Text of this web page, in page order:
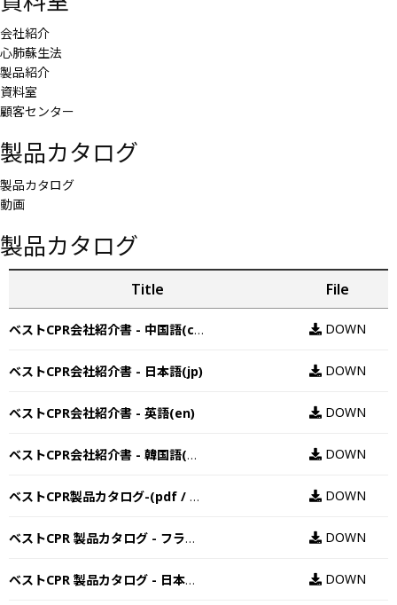
会社紹介
心肺蘇生法
製品紹介
資料室
顧客センター
製品カタログ
製品カタログ
動画
製品カタログ
Title File
ベストCPR会社紹介書 - 中国語(ch) DOWN
ベストCPR会社紹介書 - 日本語(jp) DOWN
ベストCPR会社紹介書 - 英語(en) DOWN
ベストCPR会社紹介書 - 韓国語(kr) DOWN
ベストCPR製品カタログ-(pdf / e-catalogu… DOWN
ベストCPR 製品カタログ - フランス語 DOWN
ベストCPR 製品カタログ - 日本語(jp) DOWN